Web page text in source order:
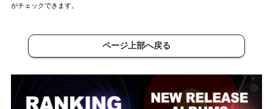
がチェックできます。
ページ上部へ戻る